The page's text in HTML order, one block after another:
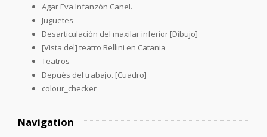
Agar Eva Infanzón Canel.
Juguetes
Desarticulación del maxilar inferior [Dibujo]
[Vista del] teatro Bellini en Catania
Teatros
Depués del trabajo. [Cuadro]
colour_checker
Navigation